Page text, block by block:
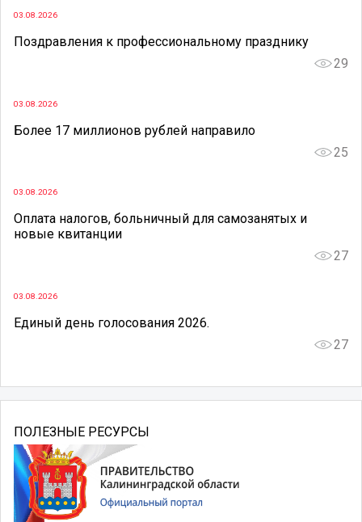
03.08.2026
Поздравления к профессиональному празднику
29
03.08.2026
Более 17 миллионов рублей направило
25
03.08.2026
Оплата налогов, больничный для самозанятых и
новые квитанции
27
03.08.2026
Единый день голосования 2026.
27
ПОЛЕЗНЫЕ РЕСУРСЫ